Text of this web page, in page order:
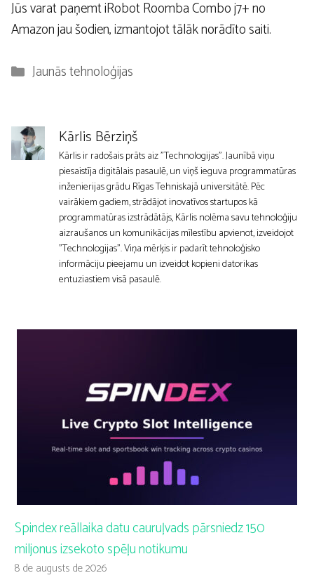
Jūs varat paņemt iRobot Roomba Combo j7+ no
Amazon jau šodien, izmantojot tālāk norādīto saiti.
Kategorijas
Jaunās tehnoloģijas
Kārlis Bērziņš
Kārlis ir radošais prāts aiz "Technologijas". Jaunībā viņu
piesaistīja digitālais pasaulē, un viņš ieguva programmatūras
inženierijas grādu Rīgas Tehniskajā universitātē. Pēc
vairākiem gadiem, strādājot inovatīvos startupos kā
programmatūras izstrādātājs, Kārlis nolēma savu tehnoloģiju
aizraušanos un komunikācijas mīlestību apvienot, izveidojot
"Technologijas". Viņa mērķis ir padarīt tehnoloģisko
informāciju pieejamu un izveidot kopieni datorikas
entuziastiem visā pasaulē.
Spindex reāllaika datu cauruļvads pārsniedz 150
miljonus izsekoto spēļu notikumu
8 de augusts de 2026